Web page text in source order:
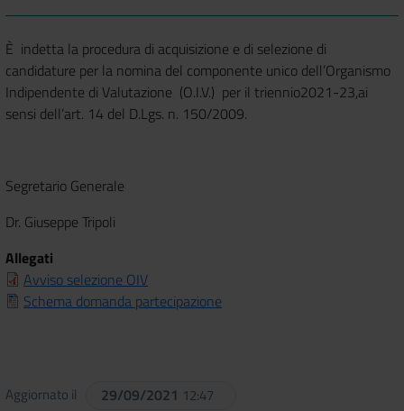
È indetta la procedura di acquisizione e di selezione di
candidature per la nomina del componente unico dell’Organismo
Indipendente di Valutazione (O.I.V.) per il triennio2021-23,ai
sensi dell’art. 14 del D.Lgs. n. 150/2009.
Segretario Generale
Dr. Giuseppe Tripoli
Allegati
Avviso selezione OIV
Schema domanda partecipazione
Aggiornato il 29/09/2021 12:47